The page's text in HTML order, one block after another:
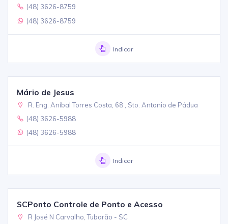
(48) 3626-8759
(48) 3626-8759
Indicar
Mário de Jesus
R. Eng. Aníbal Torres Costa, 68 , Sto. Antonio de Pádua
(48) 3626-5988
(48) 3626-5988
Indicar
SCPonto Controle de Ponto e Acesso
R José N Carvalho, Tubarão - SC